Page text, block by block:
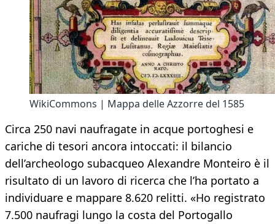
WikiCommons | Mappa delle Azzorre del 1585
Circa 250 navi naufragate in acque portoghesi e
cariche di tesori ancora intoccati: il bilancio
dell’archeologo subacqueo Alexandre Monteiro è il
risultato di un lavoro di ricerca che l’ha portato a
individuare e mappare 8.620 relitti. «Ho registrato
7.500 naufragi lungo la costa del Portogallo